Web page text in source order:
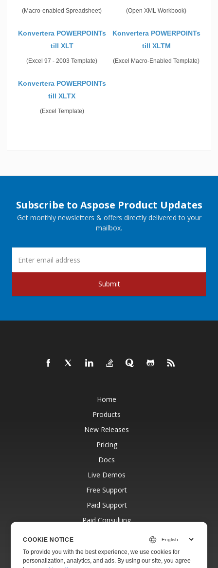
(Macro-enabled Spreadsheet) (Open XML Workbook)
Konvertera POWERPOINTs
till XLT
(Excel 97 - 2003 Template)
Konvertera POWERPOINTs
till XLTM
(Excel Macro-Enabled Template)
Konvertera POWERPOINTs
till XLTX
(Excel Template)
Subscribe to Aspose Product Updates
Get monthly newsletters & offers directly delivered to your
mailbox.
Submit
Home
Products
New Releases
Pricing
Docs
Live Demos
Free Support
Paid Support
Paid Consulting
Websites
About
COOKIE NOTICE
To provide you with the best experience, we use cookies for
personalization, analytics, and ads. By using our site, you agree